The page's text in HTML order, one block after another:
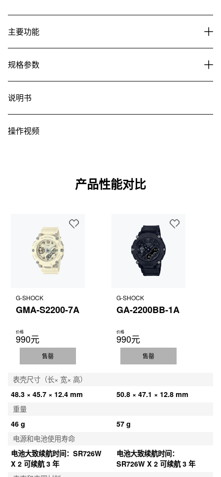
主要功能
规格参数
说明书
操作视频
产品性能对比
G-SHOCK
GMA-S2200-7A
价格
990元
售罄
G-SHOCK
GA-2200BB-1A
价格
990元
售罄
表壳尺寸（长× 宽× 高）
48.3 × 45.7 × 12.4 mm
50.8 × 47.1 × 12.8 mm
重量
46 g
57 g
电源和电池使用寿命
电池大致续航时间：SR726W
X 2 可续航 3 年
电池大致续航时间：
SR726W X 2 可续航 3 年